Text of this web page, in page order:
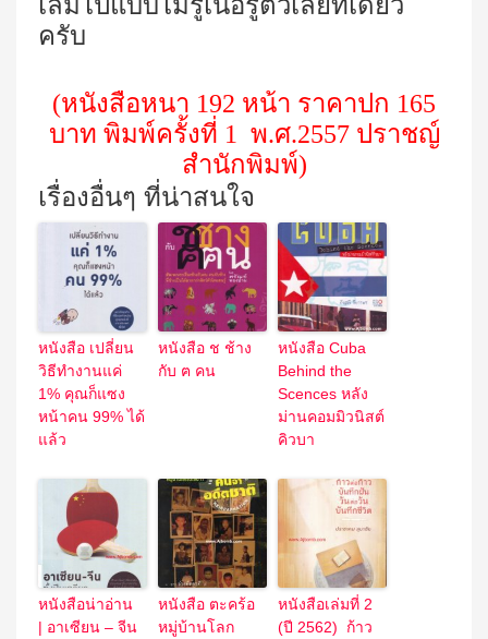
ครับ
(หนังสือหนา 192 หน้า ราคาปก 165
บาท พิมพ์ครั้งที่ 1
พ.ศ.2557 ปราชญ์
สำนักพิมพ์)
เรื่องอื่นๆ ที่น่าสนใจ
หนังสือ เปลี่ยน
วิธีทำงานแค่
1% คุณก็แซง
หน้าคน 99% ได้
แล้ว
หนังสือ ช ช้าง
กับ ฅ คน
หนังสือ Cuba
Behind the
Scences หลัง
ม่านคอมมิวนิสต์
คิวบา
หนังสือน่าอ่าน
| อาเซียน – จีน
หนังสือ ตะคร้อ
หมู่บ้านโลก
หนังสือเล่มที่ 2
(ปี 2562) ก้าว